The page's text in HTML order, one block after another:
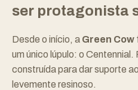
ser protagonista
Desde o início, a Green Cow
um único lúpulo: o
construída para dar suporte
levemente resinoso.